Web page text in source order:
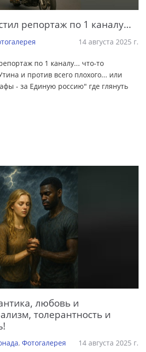
репортаж по 1 каналу...
14 августа 2025 г.
по 1 каналу... что-то
и против всего плохого... или
- за Единую россию" где глянуть
любовь и
толерантность и
, Фотогалерея 14 августа 2025 г.